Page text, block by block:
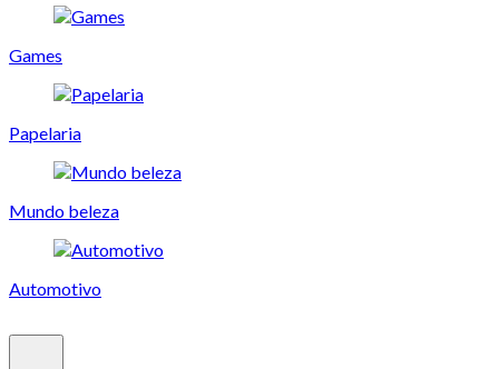
Games
Papelaria
Mundo beleza
Automotivo